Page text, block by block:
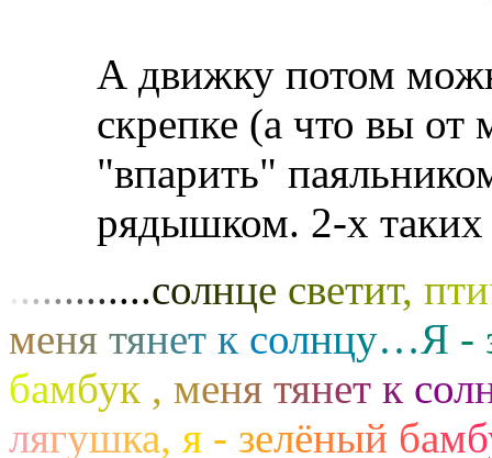
А движку потом
скрепке (а что вы от
"впарить"
рядышком. 2-х таких
............солнце светит, пти
меня тянет к солнцу…Я -
бамбук , меня тянет к сол
лягушка, я - зелёный бамб